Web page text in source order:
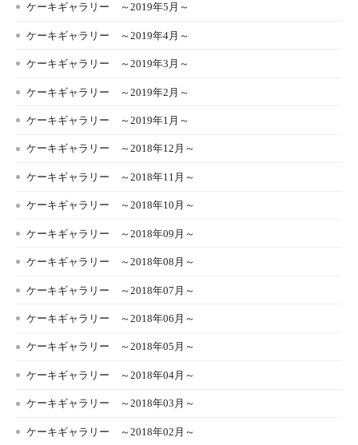
ケーキギャラリー ～2019年5月～
ケーキギャラリー ～2019年4月～
ケーキギャラリー ～2019年3月～
ケーキギャラリー ～2019年2月～
ケーキギャラリー ～2019年1月～
ケーキギャラリー ～2018年12月～
ケーキギャラリー ～2018年11月～
ケーキギャラリー ～2018年10月～
ケーキギャラリー ～2018年09月～
ケーキギャラリー ～2018年08月～
ケーキギャラリー ～2018年07月～
ケーキギャラリー ～2018年06月～
ケーキギャラリー ～2018年05月～
ケーキギャラリー ～2018年04月～
ケーキギャラリー ～2018年03月～
ケーキギャラリー ～2018年02月～